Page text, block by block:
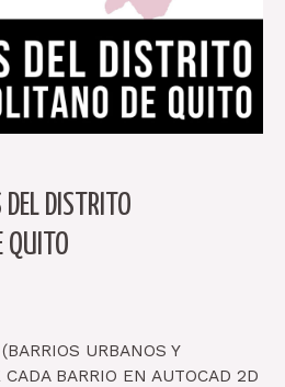
DEL DISTRITO
QUITO
URBANOS Y
BARRIO EN AUTOCAD 2D